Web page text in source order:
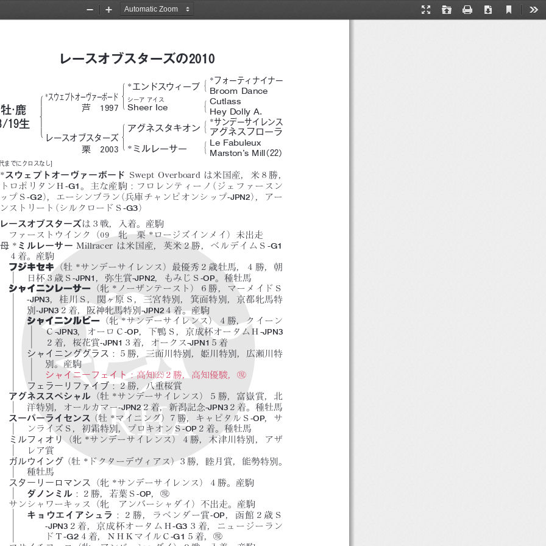
Presentation
Open Print Download
Current
Zoom
Zoom
レースオブスターズの2010
牡·鹿
19生
!
"
%
'
!
$
#
&
* フォーティナイナー
* エンドスウィープ
Broom Dance
*スウェプトオーヴァーボード シーア アイス
#
&
Cutlass
芦  1997
Sheer Ice Hey Dolly A.
!
$
#
&
*サンデーサイレンス
アグネスタキオン アグネスフローラ
レースオブスターズ
#
&
Le  Fabuleux
栗  2003
* ミルレーサー Marston’s Mill（22）
までにクロスなし]
*スウェプトオーヴァーボード Swept Overboard は米国産，米８勝，
ロポリタンＨ -G1 。主な産駒：フロレンティーノ（ジェファースン
プＳ-G2 ），エーシンブラン（兵庫チャンピオンシップ-JPN2 ），アー
ストリート（シルクロードＳ -G3 ）
レースオブスターズ は３戦，入着。産駒
ファーストウインク（09  牝  栗 *ロージズインメイ）未出走
* ミルレーサー Millracer は米国産，英米２勝，ベルデイムＳ-G1
４着。産駒
フジキセキ（牡 *サンデーサイレンス）最優秀２ 歳牡馬，４勝，朝
日杯３歳Ｓ-JPN1 ，弥生賞-JPN2，もみじＳ-OP。種牡馬
シャイニンレーサー （牝 *ノーザンテースト）６ 勝，マーメイドＳ
-JPN3，桂川Ｓ，関ヶ原Ｓ，三宮特別，箕面特別，京都牝馬特
別 -JPN3２着，阪神牝馬特別 -JPN2 ４着。産駒
シャイニンルビー （牝 *サンデーサイレンス ）４勝，クイーン
Ｃ-JPN3，オーロＣ -OP，下鴨Ｓ，京成杯オータムＨ -JPN3
２着，桜花賞-JPN1 ３着，オークス-JPN1 ５着
シャイニンググラス ：５勝，三面川特別，姫川特別，広瀬川特
別。産駒
シャイニーフェイト：高知" ２勝，高知優駿，!
フェラーリファイブ：２勝，八重桜賞
アグネススペシャル （牡 *サンデーサイレンス）
５勝，富嶽賞，北
洋特別，オールカマー-JPN2２着，新潟記念-JPN3 ２着。種牡馬
スーパーライセンス（牡 *マイニング）７勝，キャピタルＳ -OP，サ
ンライズＳ，初霜特別，プロキオンＳ-OP２着。種牡馬
ミルフィオリ（牝 *サンデーサイレンス）４勝， 木津川特別，アザ
レア賞
ガルウイング（牡 *ドクターデヴィアス）３勝，睦月賞，能勢特別。
種牡馬
スターリーロマンス （牝 *サンデーサイレンス）４勝。産駒
ダノンミル ：２勝，若葉Ｓ-OP，
!
サンシャワーキッス（牝  アンバーシャダイ）不出走。産駒
キョウエ イアシュラ ：２勝，ラベンダー賞-OP，函館２歳Ｓ
-JPN3 ２着，京成杯オータムＨ-G3 ３着，ニュージーラン
ドＴ-G2 ４着，ＮＨＫマイルＣ -G1 ５着， !